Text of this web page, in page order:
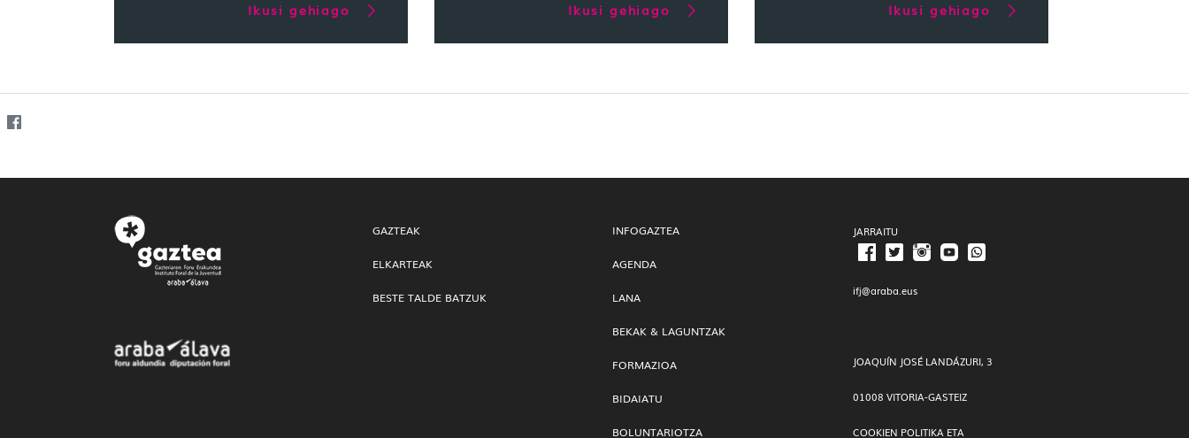
Ikusi gehiago Ikusi gehiago Ikusi gehiago
GAZTEAK
ELKARTEAK
BESTE TALDE BATZUK
INFOGAZTEA
AGENDA
LANA
BEKAK & LAGUNTZAK
FORMAZIOA
BIDAIATU
BOLUNTARIOTZA
JARRAITU
ifj@araba.eus
JOAQUÍN JOSÉ LANDÁZURI, 3
01008 VITORIA-GASTEIZ
COOKIEN POLITIKA ETA